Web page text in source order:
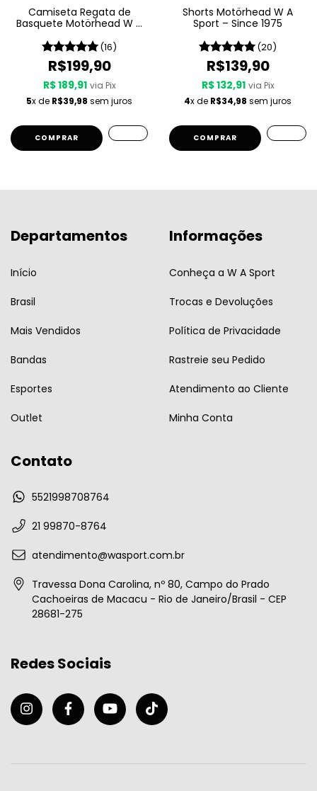
Camiseta Regata de
Basquete Motörhead W A
(16)
R$199,90
R$ 189,91 via Pix
5x de R$39,98 sem juros
COMPRAR
Shorts Motörhead W A
Sport – Since 1975
(20)
R$139,90
R$ 132,91 via Pix
4x de R$34,98 sem juros
COMPRAR
Departamentos
Início
Brasil
Mais Vendidos
Bandas
Esportes
Outlet
Informações
Conheça a W A Sport
Trocas e Devoluções
Política de Privacidade
Rastreie seu Pedido
Atendimento ao Cliente
Minha Conta
Contato
5521998708764
21 99870-8764
atendimento@wasport.com.br
Travessa Dona Carolina, nº 80, Campo do Prado
Cachoeiras de Macacu - Rio de Janeiro/Brasil - CEP
28681-275
Redes Sociais